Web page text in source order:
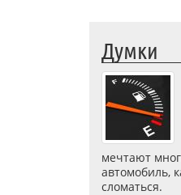
Думки
мечтают
автомобиль,
сломаться.